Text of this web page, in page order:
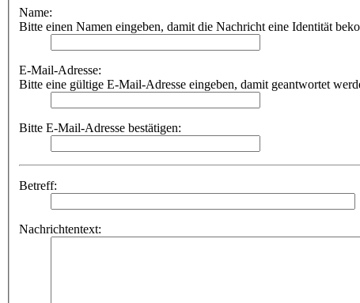
Name:
Bitte einen Namen eingeben, damit die Nachricht eine Identität
E-Mail-Adresse:
Bitte eine gültige E-Mail-Adresse eingeben, damit geantwortet
Bitte E-Mail-Adresse bestätigen:
Betreff:
Nachrichtentext: